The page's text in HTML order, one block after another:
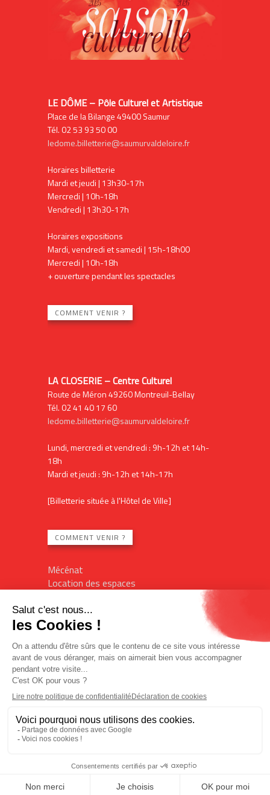
LE DÔME – Pôle Culturel et Artistique
Place de la Bilange 49400 Saumur
Tél. 02 53 93 50 00
ledome.billetterie@saumurvaldeloire.fr
Horaires billetterie
Mardi et jeudi | 13h30-17h
Mercredi | 10h-18h
Vendredi | 13h30-17h
Horaires expositions
Mardi, vendredi et samedi | 15h-18h00
Mercredi | 10h-18h
+ ouverture pendant les spectacles
COMMENT VENIR ?
LA CLOSERIE – Centre Culturel
Route de Méron 49260 Montreuil-Bellay
Tél. 02 41 40 17 60
ledome.billetterie@saumurvaldeloire.fr
Lundi, mercredi et vendredi : 9h-12h et 14h-
18h
Mardi et jeudi : 9h-12h et 14h-17h
[Billetterie située à l'Hôtel de Ville]
COMMENT VENIR ?
Mécénat
Location des espaces
Plan du site
Mentions légales
Politique de confidentialité
Politique des cookies
Accès réservé
L'Imagin'R
Designed by